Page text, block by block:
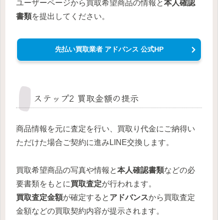
ユーザーページから買取希望商品の情報と本人確認
書類を提出してください。
先払い買取業者 アドバンス 公式HP
ステップ2 買取金額の提示
商品情報を元に査定を行い、買取り代金にご納得い
ただけた場合ご契約に進みLINE交換します。
買取希望商品の写真や情報と本人確認書類などの必
要書類をもとに買取査定が行われます。
買取査定金額が確定すると アドバンスから買取査定
金額などの買取契約内容が提示されます。